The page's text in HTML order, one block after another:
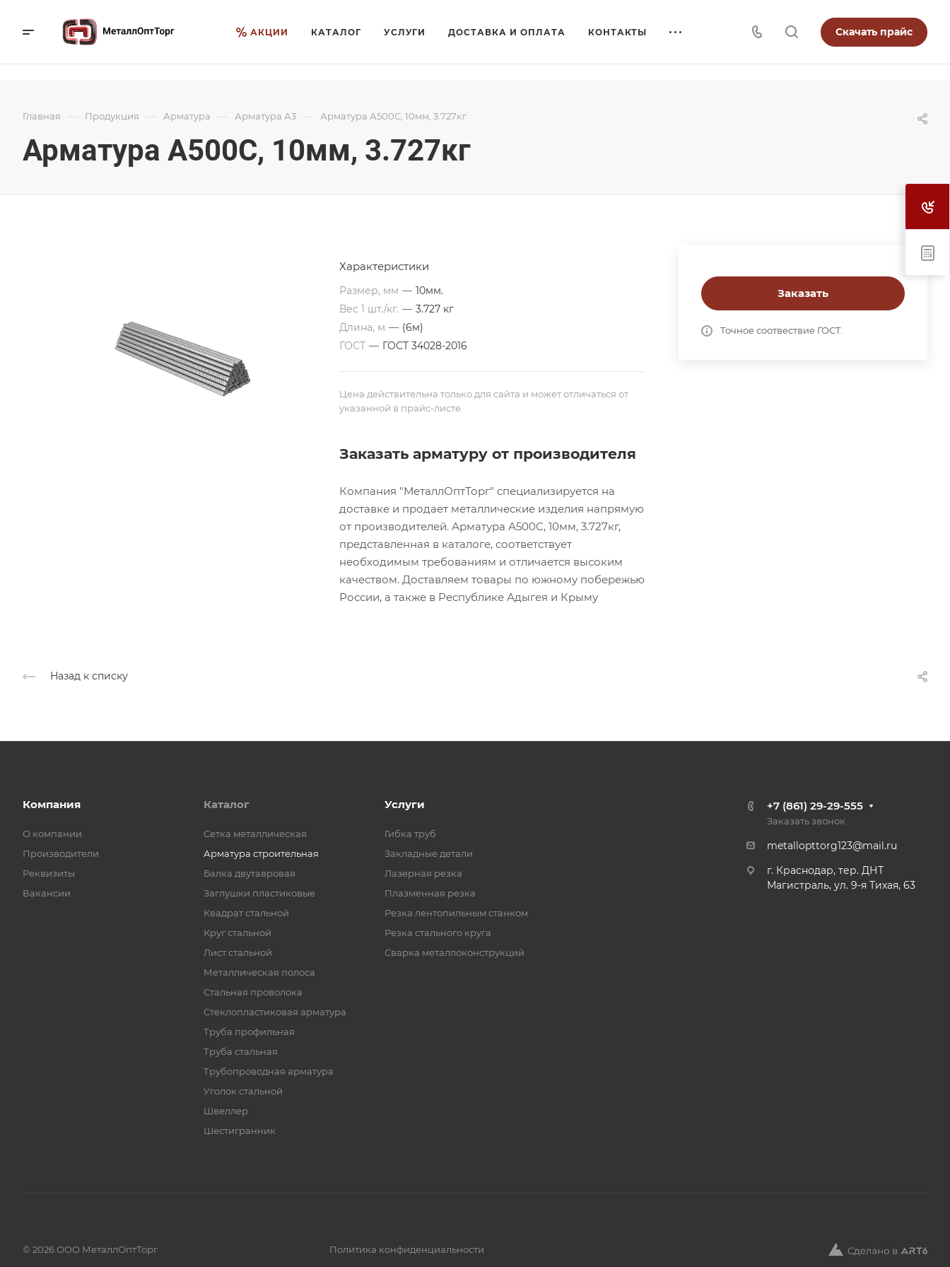
АКЦИИ КАТАЛОГ УСЛУГИ ДОСТАВКА И ОПЛАТА КОНТАКТЫ Скачать прайс
Главная — Продукция — Арматура — Арматура А3 — Арматура А500С, 10мм, 3.727кг
Арматура А500С, 10мм, 3.727кг
Заказать
Точное соотвествие ГОСТ.
Характеристики
Размер, мм — 10мм.
Вес 1 шт./кг. — 3.727 кг
Длина, м — (6м)
ГОСТ — ГОСТ 34028-2016
Цена действительна только для сайта и может отличаться от
указанной в прайс-листе
Заказать арматуру от производителя
Компания "МеталлОптТорг" специализируется на
доставке и продает металлические изделия напрямую
от производителей. Арматура А500С, 10мм, 3.727кг,
представленная в каталоге, соответствует
необходимым требованиям и отличается высоким
качеством. Доставляем товары по южному побережью
России, а также в Республике Адыгея и Крыму
Назад к списку
Компания
О компании
Производители
Реквизиты
Вакансии
Каталог
Cетка металлическая
Арматура строительная
Балка двутавровая
Заглушки пластиковые
Квадрат стальной
Круг стальной
Лист стальной
Металлическая полоса
Стальная проволока
Стеклопластиковая арматура
Труба профильная
Труба стальная
Трубопроводная арматура
Уголок стальной
Швеллер
Шестигранник
Услуги
Гибка труб
Закладные детали
Лазерная резка
Плазменная резка
Резка лентопильным станком
Резка стального круга
Сварка металлоконструкций
+7 (861) 29-29-555
Заказать звонок
metallopttorg123@mail.ru
г. Краснодар, тер. ДНТ
Магистраль, ул. 9-я Тихая, 63
© 2026 ООО МеталлОптТорг Политика конфиденциальности